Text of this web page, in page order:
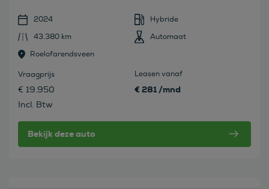
2024
Hybride
43.380 km
Automaat
Roelofarendsveen
Vraagprijs
€ 19.950
Incl. Btw
Leasen vanaf
€ 281 /mnd
Bekijk deze auto